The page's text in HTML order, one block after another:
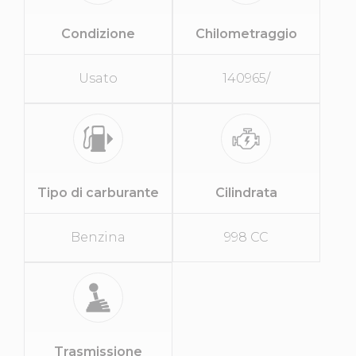
Condizione
Usato
Chilometraggio
140965/
Tipo di carburante
Benzina
Cilindrata
998 CC
Trasmissione